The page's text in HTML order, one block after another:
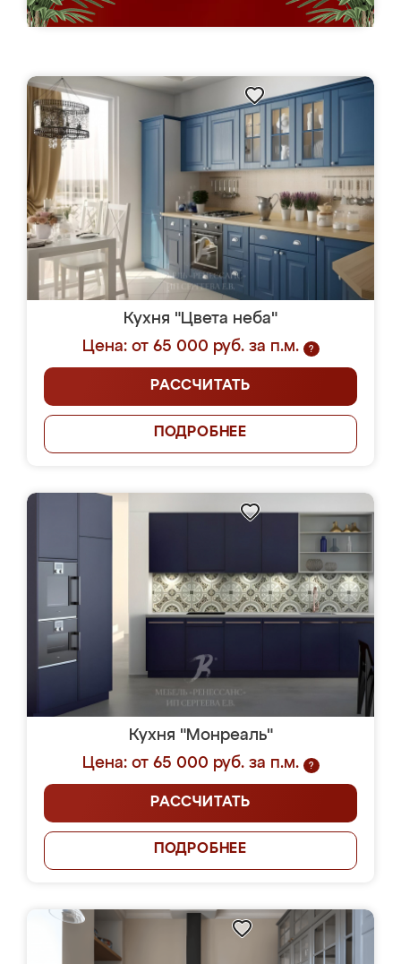
Кухня "Цвета неба"
Цена: от 65 000 руб. за п.м.
?
РАССЧИТАТЬ
ПОДРОБНЕЕ
Кухня "Монреаль"
Цена: от 65 000 руб. за п.м.
?
РАССЧИТАТЬ
ПОДРОБНЕЕ